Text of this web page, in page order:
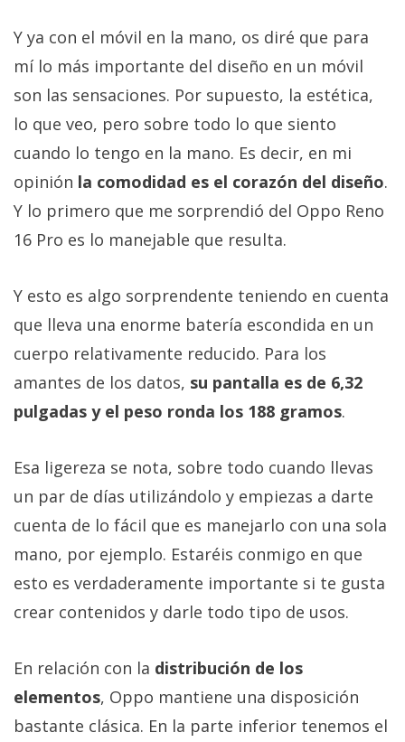
Y ya con el móvil en la mano, os diré que para
mí lo más importante del diseño en un móvil
son las sensaciones. Por supuesto, la estética,
lo que veo, pero sobre todo lo que siento
cuando lo tengo en la mano. Es decir, en mi
opinión la comodidad es el corazón del diseño.
Y lo primero que me sorprendió del Oppo Reno
16 Pro es lo manejable que resulta.
Y esto es algo sorprendente teniendo en cuenta
que lleva una enorme batería escondida en un
cuerpo relativamente reducido. Para los
amantes de los datos, su pantalla es de 6,32
pulgadas y el peso ronda los 188 gramos.
Esa ligereza se nota, sobre todo cuando llevas
un par de días utilizándolo y empiezas a darte
cuenta de lo fácil que es manejarlo con una sola
mano, por ejemplo. Estaréis conmigo en que
esto es verdaderamente importante si te gusta
crear contenidos y darle todo tipo de usos.
En relación con la distribución de los
elementos, Oppo mantiene una disposición
bastante clásica. En la parte inferior tenemos el